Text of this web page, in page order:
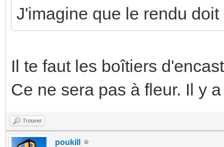
J'imagine que le rendu doit
Il te faut les boîtiers
Ce ne sera pas à fleur. Il y
Trouver
poukill